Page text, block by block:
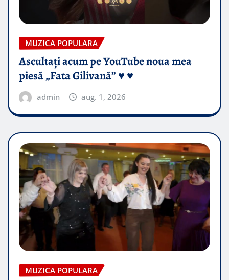
MUZICA POPULARA
Ascultați acum pe YouTube noua mea
piesă „Fata Gilivană” ♥️ ♥️
admin aug. 1, 2026
MUZICA POPULARA